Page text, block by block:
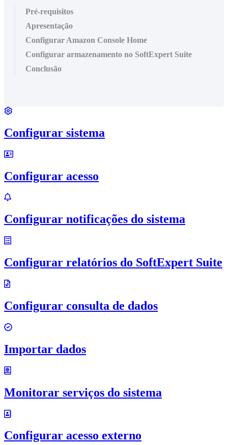
Pré-requisitos
Apresentação
Configurar Amazon Console Home
Configurar armazenamento no SoftExpert Suite
Conclusão
Configurar sistema
Configurar acesso
Configurar notificações do sistema
Configurar relatórios do SoftExpert Suite
Configurar consulta de dados
Importar dados
Monitorar serviços do sistema
Configurar acesso externo